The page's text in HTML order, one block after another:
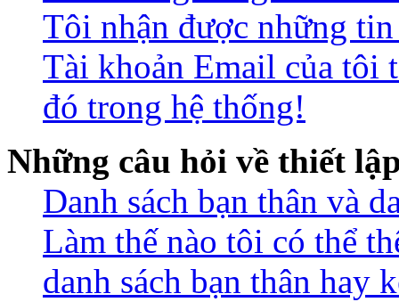
Tôi nhận được những
Tài khoản Email của tôi
đó trong hệ thống!
Những câu hỏi về thiết
Danh sách bạn thân và
Làm thế nào tôi có thể
danh sách bạn thân hay